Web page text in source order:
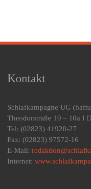
Kontakt
Schlafkampagne UG
Theodorstraße 10 – 10a I
Tel: (02823) 41920-27
Fax: (02823) 97572-16
E-Mail:
Internet: